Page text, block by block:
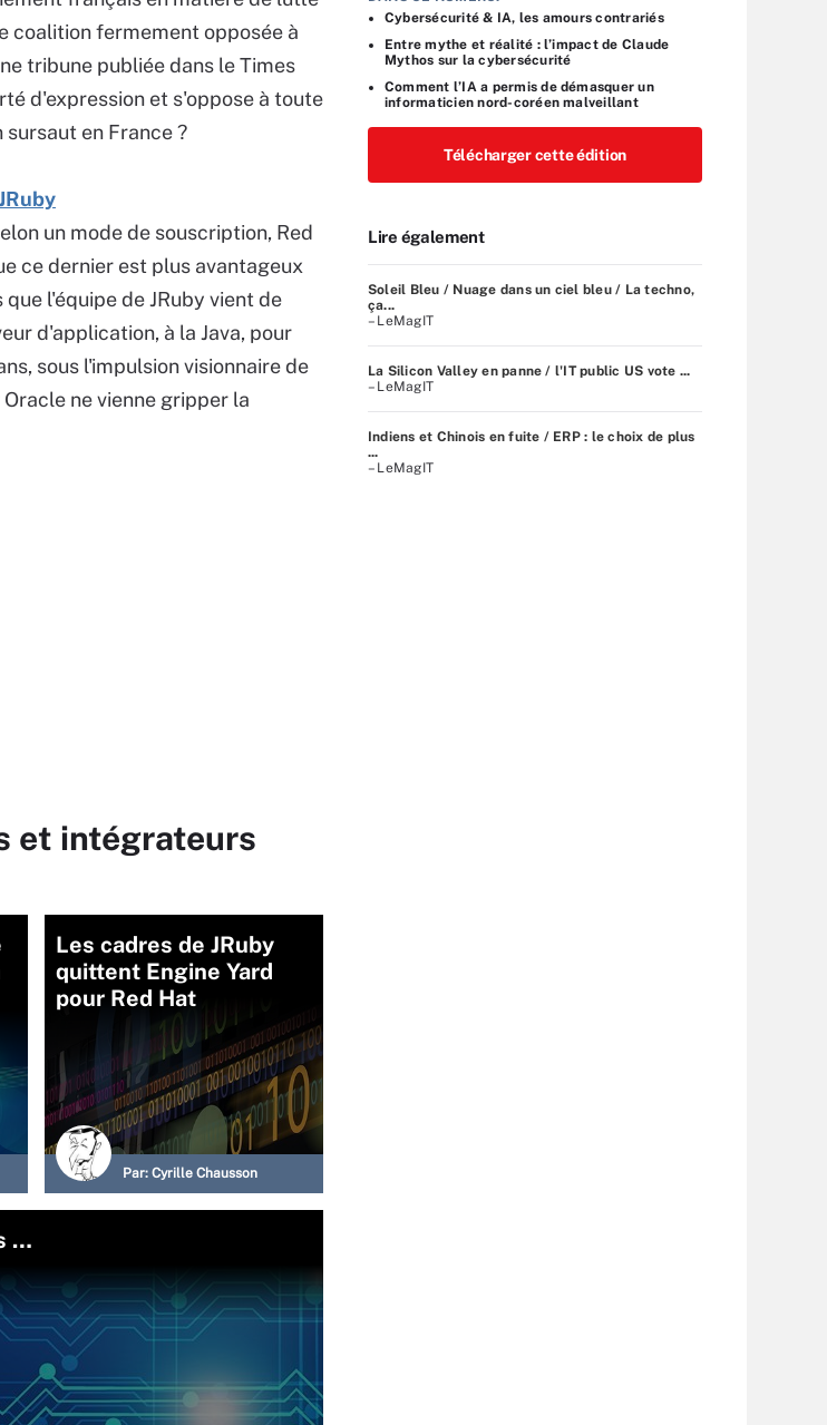
coalition fermement opposée à
tribune publiée dans le Times
d'expression et s'oppose à toute
en France ?
un mode de souscription, Red
ce dernier est plus avantageux
l'équipe de JRuby vient de
d'application, à la Java, pour
sous l'impulsion visionnaire de
ne vienne gripper la
et intégrateurs
Les cadres de JRuby
quittent Engine Yard
pour Red Hat
Par: Cyrille Chausson
…
Cybersécurité & IA, les amours contrariés
Entre mythe et réalité : l’impact de Claude
Mythos sur la cybersécurité
Comment l’IA a permis de démasquer un
informaticien nord-coréen malveillant
Télécharger cette édition
Lire également
Soleil Bleu / Nuage dans un ciel bleu / La techno,
ça...
– LeMagIT
La Silicon Valley en panne / l'IT public US vote ...
– LeMagIT
Indiens et Chinois en fuite / ERP : le choix de plus
...
– LeMagIT